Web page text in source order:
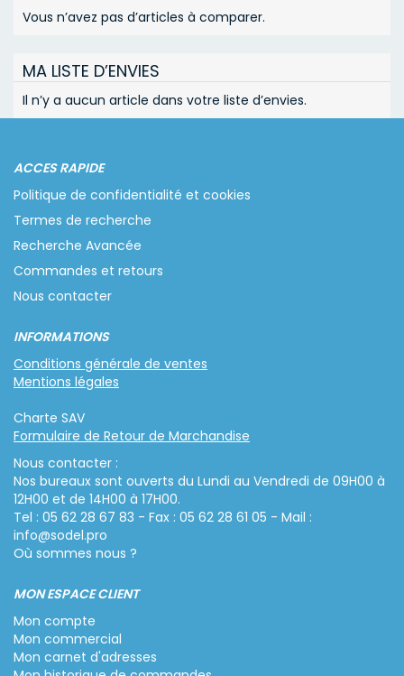
Vous n’avez pas d’articles à comparer.
MA LISTE D’ENVIES
Il n’y a aucun article dans votre liste d’envies.
ACCES RAPIDE
Politique de confidentialité et cookies
Termes de recherche
Recherche Avancée
Commandes et retours
Nous contacter
INFORMATIONS
Conditions générale de ventes
Mentions légales
Charte SAV
Formulaire de Retour de Marchandise
Nous contacter :
Nos bureaux sont ouverts du Lundi au Vendredi de 09H00 à
12H00 et de 14H00 à 17H00.
Tel : 05 62 28 67 83 - Fax : 05 62 28 61 05 - Mail :
info@sodel.pro
Où sommes nous ?
MON ESPACE CLIENT
Mon compte
Mon commercial
Mon carnet d'adresses